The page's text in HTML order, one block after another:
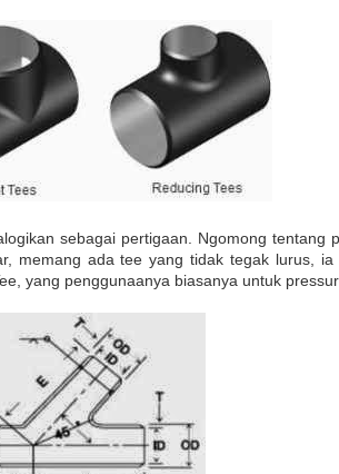
sebagai pertigaan. Ngomong tentang
memang ada tee yang tidak tegak lurus, ia
yang penggunaanya biasanya untuk